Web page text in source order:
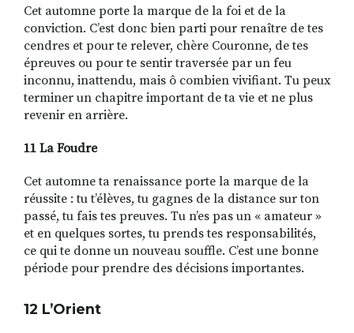
Cet automne porte la marque de la foi et de la
conviction. C’est donc bien parti pour renaître de tes
cendres et pour te relever, chère Couronne, de tes
épreuves ou pour te sentir traversée par un feu
inconnu, inattendu, mais ô combien vivifiant. Tu peux
terminer un chapitre important de ta vie et ne plus
revenir en arrière.
11 La Foudre
Cet automne ta renaissance porte la marque de la
réussite : tu t’élèves, tu gagnes de la distance sur ton
passé, tu fais tes preuves. Tu n’es pas un « amateur »
et en quelques sortes, tu prends tes responsabilités,
ce qui te donne un nouveau souffle. C’est une bonne
période pour prendre des décisions importantes.
12 L’Orient